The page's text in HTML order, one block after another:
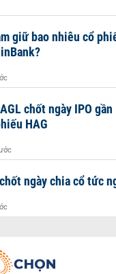
giữ bao nhiêu cổ
chốt ngày IPO
HAG
ngày chia cổ tức